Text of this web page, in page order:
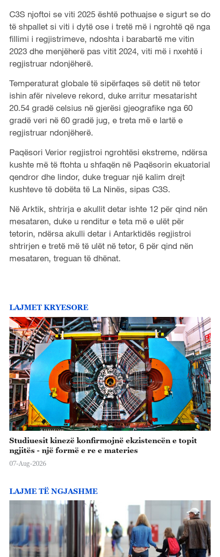
C3S njoftoi se viti 2025 është pothuajse e sigurt se do
të shpallet si viti i dytë ose i tretë më i ngrohtë që nga
fillimi i regjistrimeve, ndoshta i barabartë me vitin
2023 dhe menjëherë pas vitit 2024, viti më i nxehtë i
regjistruar ndonjëherë.
Temperaturat globale të sipërfaqes së detit në tetor
ishin afër niveleve rekord, duke arritur mesatarisht
20.54 gradë celsius në gjerësi gjeografike nga 60
gradë veri në 60 gradë jug, e treta më e lartë e
regjistruar ndonjëherë.
Paqësori Verior regjistroi ngrohtësi ekstreme, ndërsa
kushte më të ftohta u shfaqën në Paqësorin ekuatorial
qendror dhe lindor, duke treguar një kalim drejt
kushteve të dobëta të La Ninës, sipas C3S.
Në Arktik, shtrirja e akullit detar ishte 12 për qind nën
mesataren, duke u renditur e teta më e ulët për
tetorin, ndërsa akulli detar i Antarktidës regjistroi
shtrirjen e tretë më të ulët në tetor, 6 për qind nën
mesataren, treguan të dhënat.
LAJMET KRYESORE
Studiuesit kinezë konfirmojnë ekzistencën e topit
ngjitës - një formë e re e materies
07-Aug-2026
LAJME TË NGJASHME